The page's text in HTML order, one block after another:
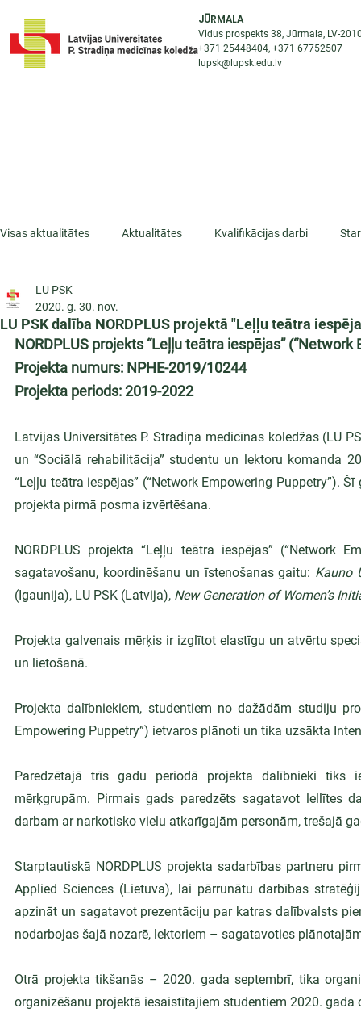
JŪRMALA
Vidus prospekts 38, Jūrmala, LV-
+371 25448404, +371 67752507
lupsk@lupsk.edu.lv
Visas aktualitātes Aktualitātes Kvalifikācijas darbi
ESF projekti
LU PSK dalība NORDPLUS projektā "Leļļu teātra
LU PSK
2020. g. 30. nov.
NORDPLUS projekts “Leļļu teātra iespējas”
Projekta numurs: NPHE-2019/10244
Projekta periods: 2019-2022
Latvijas Universitātes P. Stradiņa medicīnas koledžas (LU
un “Sociālā rehabilitācija” studentu un lektoru komanda
“Leļļu teātra iespējas” (“Network Empowering Puppetry”).
projekta pirmā posma izvērtēšana.
NORDPLUS projekta “Leļļu teātra iespējas” (“Network
sagatavošanu, koordinēšanu un īstenošanas gaitu: Kauno
(Igaunija), LU PSK (Latvija), New Generation of Women’s
Projekta galvenais mērķis ir izglītot elastīgu un atvērtu
un lietošanā.
Projekta dalībniekiem, studentiem no dažādām studiju
Empowering Puppetry”) ietvaros plānoti un tika uzsākta
Paredzētajā trīs gadu periodā projekta dalībnieki tiks
mērķgrupām. Pirmais gads paredzēts sagatavot lellītes
darbam ar narkotisko vielu atkarīgajām personām, trešajā
Starptautiskā NORDPLUS projekta sadarbības partneru
Applied Sciences (Lietuva), lai pārrunātu darbības
apzināt un sagatavot prezentāciju par katras dalībvalsts
nodarbojas šajā nozarē, lektoriem – sagatavoties
Otrā projekta tikšanās – 2020. gada septembrī, tika
organizēšanu projektā iesaistītajiem studentiem 2020. gada